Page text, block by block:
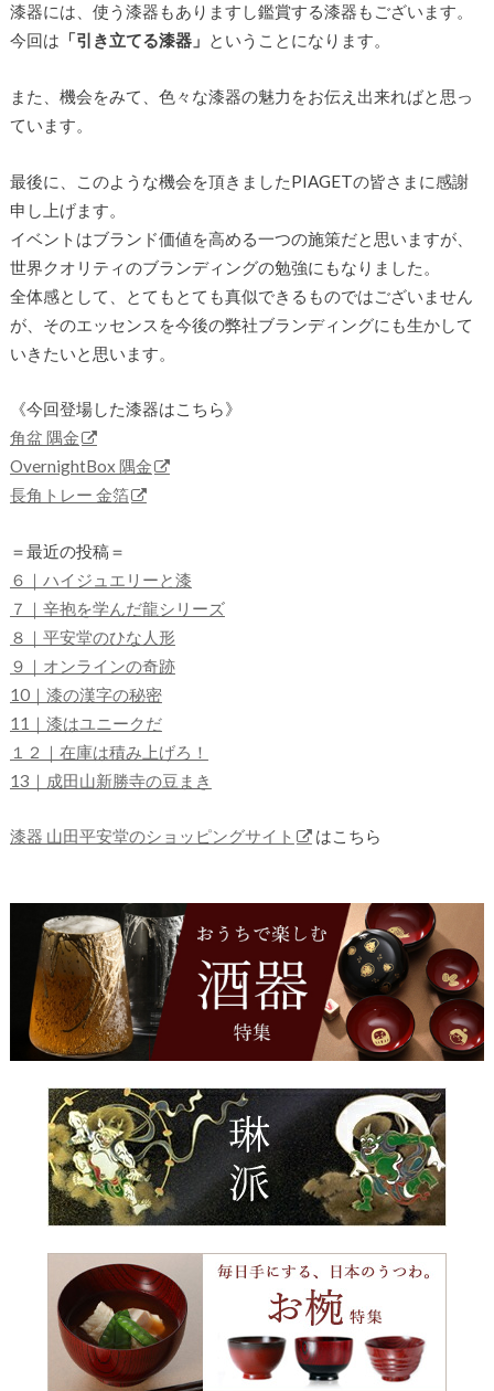
漆器には、使う漆器もありますし鑑賞する漆器もございます。
今回は 「引き立てる漆器」 ということになります。
また、機会をみて、色々な漆器の魅力をお伝え出来ればと思っ
ています。
最後に、このような機会を頂きましたPIAGETの皆さまに感謝
申し上げます。
イベントはブランド価値を高める一つの施策だと思いますが、
世界クオリティのブランディングの勉強にもなりました。
全体感として、とてもとても真似できるものではございません
が、そのエッセンスを今後の弊社ブランディングにも生かして
いきたいと思います。
《今回登場した漆器はこちら》
角盆 隅金
OvernightBox 隅金
長角トレー 金箔
＝最近の投稿＝
６｜ハイジュエリーと漆
７｜辛抱を学んだ龍シリーズ
８｜平安堂のひな人形
９｜オンラインの奇跡
10｜漆の漢字の秘密
11｜漆はユニークだ
１２｜在庫は積み上げろ！
13｜成田山新勝寺の豆まき
漆器 山田平安堂のショッピングサイト はこちら